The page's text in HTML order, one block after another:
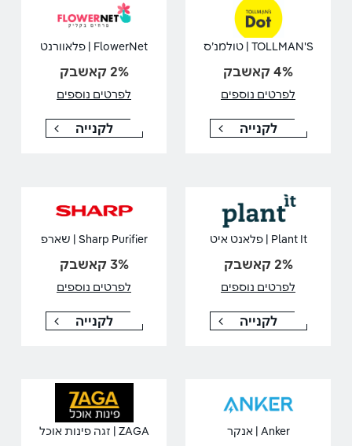
TOLLMAN'S | טולמנ’ס
4% קאשבק
לפרטים נוספים
לקנייה
FlowerNet | פלאוורנט
2% קאשבק
לפרטים נוספים
לקנייה
Plant It | פלאנט איט
2% קאשבק
לפרטים נוספים
לקנייה
Sharp Purifier | שארפ
3% קאשבק
לפרטים נוספים
לקנייה
Anker | אנקר ZAGA | זגה פינות אוכל